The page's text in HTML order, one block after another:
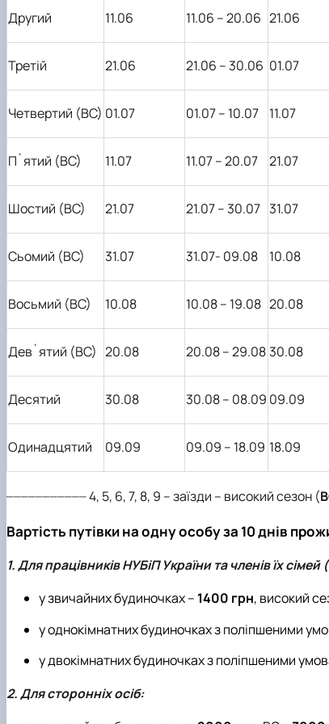
Другий 11.06 11.06 – 20.06 21.06
Третій 21.06 21.06 – 30.06 01.07
Четвертий (ВС) 01.07 01.07 – 10.07 11.07
П`ятий (ВС) 11.07 11.07 – 20.07 21.07
Шостий (ВС) 21.07 21.07 – 30.07 31.07
Сьомий (ВС) 31.07 31.07- 09.08 10.08
Восьмий (ВС) 10.08 10.08 – 19.08 20.08
Дев`ятий (ВС) 20.08 20.08 – 29.0830.08
Десятий 30.08 30.08 – 08.09 09.09
Одинадцятий 09.09 09.09 – 18.09 18.09
4, 5, 6, 7, 8, 9 – заїзди – високий сезон (
Вартість путівки на одну особу за 10 днів
1. Для працівників НУБіП України та членів їх
у звичайних будиночках – 1400 грн, високий
у однокімнатних будиночках з поліпшеними
у двокімнатних будиночках з поліпшеними
2. Для сторонніх осіб: